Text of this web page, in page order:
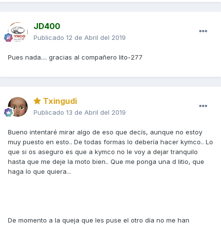
JD400
Publicado 12 de Abril del 2019
Pues nada.... gracias al compañero lito-277
Txingudi
Publicado 13 de Abril del 2019
Bueno intentaré mirar algo de eso que decís, aunque no estoy
muy puesto en esto.. De todas formas lo debería hacer kymco.. Lo
que si os aseguro es que a kymco no le voy a dejar tranquilo
hasta que me deje la moto bien.. Que me ponga una d litio, que
haga lo que quiera...
De momento a la queja que les puse el otro día no me han